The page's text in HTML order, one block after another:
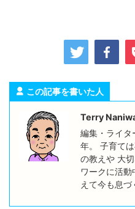
この記事を書いた人
Terry
編集・ライタ
年。 子育て
の教えや 大
ワークに活動
えて今も息づ